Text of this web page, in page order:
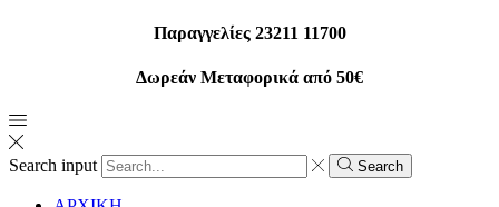
Παραγγελίες 23211 11700
Δωρεάν Μεταφορικά από 50€
Search input Search